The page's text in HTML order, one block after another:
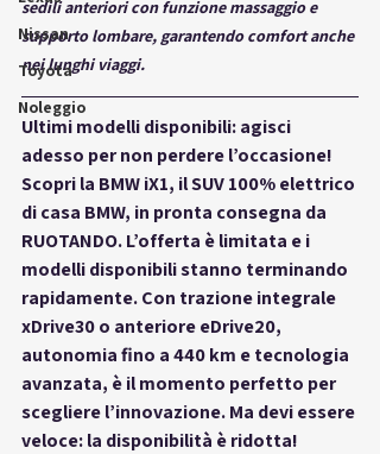
Nissan
Toyota
Noleggio
sedili anteriori con funzione massaggio e
supporto lombare, garantendo comfort anche
nei lunghi viaggi.
Ultimi modelli disponibili: agisci
adesso per non perdere l’occasione!
Scopri la BMW iX1, il SUV 100% elettrico
di casa BMW, in pronta consegna da
RUOTANDO. L’offerta è limitata e i
modelli disponibili stanno terminando
rapidamente. Con trazione integrale
xDrive30 o anteriore eDrive20,
autonomia fino a 440 km e tecnologia
avanzata, è il momento perfetto per
scegliere l’innovazione. Ma devi essere
veloce: la disponibilità è ridotta!